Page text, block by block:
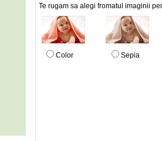
Te rugam sa alegi fromatul imaginii
Color Sepia